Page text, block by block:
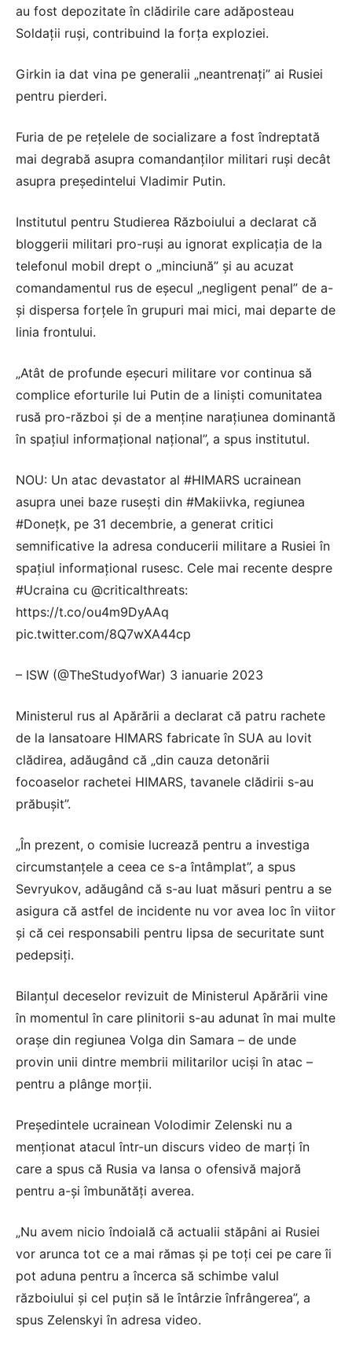
au fost depozitate în clădirile care adăposteau
Soldații ruși, contribuind la forța exploziei.
Girkin ia dat vina pe generalii „neantrenați” ai Rusiei
pentru pierderi.
Furia de pe rețelele de socializare a fost îndreptată
mai degrabă asupra comandanților militari ruși decât
asupra președintelui Vladimir Putin.
Institutul pentru Studierea Războiului a declarat că
bloggerii militari pro-ruși au ignorat explicația de la
telefonul mobil drept o „minciună” și au acuzat
comandamentul rus de eșecul „negligent penal” de a-
și dispersa forțele în grupuri mai mici, mai departe de
linia frontului.
„Atât de profunde eșecuri militare vor continua să
complice eforturile lui Putin de a liniști comunitatea
rusă pro-război și de a menține narațiunea dominantă
în spațiul informațional național”, a spus institutul.
NOU: Un atac devastator al #HIMARS ucrainean
asupra unei baze rusești din #Makiivka, regiunea
#Donețk, pe 31 decembrie, a generat critici
semnificative la adresa conducerii militare a Rusiei în
spațiul informațional rusesc. Cele mai recente despre
#Ucraina cu @criticalthreats:
https://t.co/ou4m9DyAAq
pic.twitter.com/8Q7wXA44cp
– ISW (@TheStudyofWar) 3 ianuarie 2023
Ministerul rus al Apărării a declarat că patru rachete
de la lansatoare HIMARS fabricate în SUA au lovit
clădirea, adăugând că „din cauza detonării
focoaselor rachetei HIMARS, tavanele clădirii s-au
prăbușit”.
„În prezent, o comisie lucrează pentru a investiga
circumstanțele a ceea ce s-a întâmplat”, a spus
Sevryukov, adăugând că s-au luat măsuri pentru a se
asigura că astfel de incidente nu vor avea loc în viitor
și că cei responsabili pentru lipsa de securitate sunt
pedepsiți.
Bilanțul deceselor revizuit de Ministerul Apărării vine
în momentul în care plinitorii s-au adunat în mai multe
orașe din regiunea Volga din Samara – de unde
provin unii dintre membrii militarilor uciși în atac –
pentru a plânge morții.
Președintele ucrainean Volodimir Zelenski nu a
menționat atacul într-un discurs video de marți în
care a spus că Rusia va lansa o ofensivă majoră
pentru a-și îmbunătăți averea.
„Nu avem nicio îndoială că actualii stăpâni ai Rusiei
vor arunca tot ce a mai rămas și pe toți cei pe care îi
pot aduna pentru a încerca să schimbe valul
războiului și cel puțin să le întârzie înfrângerea”, a
spus Zelenskyi în adresa video.